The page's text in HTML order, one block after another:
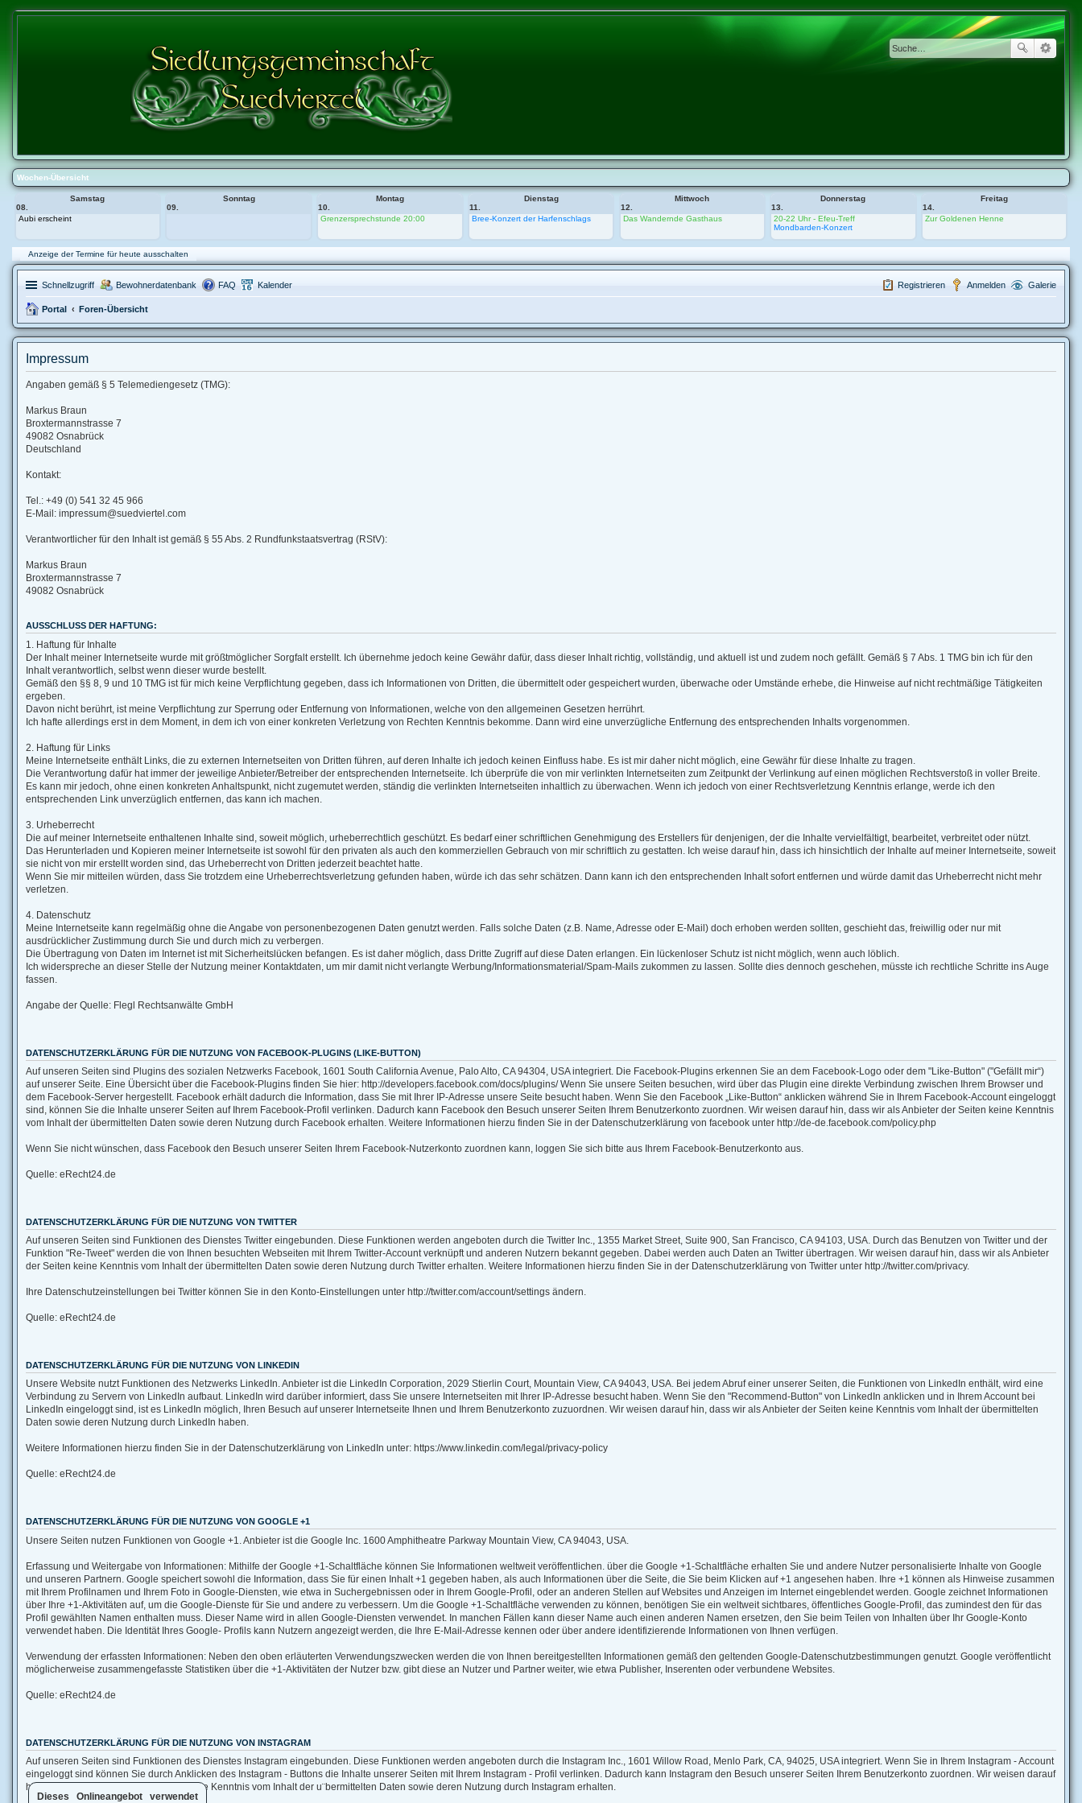
Wochen-Übersicht
Samstag
08.
Aubi erscheint
Sonntag
09.
Montag
10.
Grenzersprechstunde 20:00
Dienstag
11.
Bree-Konzert der Harfenschlags
Mittwoch
12.
Das Wandernde Gasthaus
Donnerstag
13.
20-22 Uhr - Efeu-Treff
Mondbarden-Konzert
Freitag
14.
Zur Goldenen Henne
Anzeige der Termine für heute ausschalten
Schnellzugriff Bewohnerdatenbank Galerie
FAQ Kalender Anmelden
Registrieren
Portal Foren-Übersicht
Impressum
Angaben gemäß § 5 Telemediengesetz (TMG):
Markus Braun
Broxtermannstrasse 7
49082 Osnabrück
Deutschland
Kontakt:
Tel.: +49 (0) 541 32 45 966
E-Mail: impressum@suedviertel.com
Verantwortlicher für den Inhalt ist gemäß § 55 Abs. 2 Rundfunkstaatsvertrag (RStV):
Markus Braun
Broxtermannstrasse 7
49082 Osnabrück
AUSSCHLUSS DER HAFTUNG:
1. Haftung für Inhalte
Der Inhalt meiner Internetseite wurde mit größtmöglicher Sorgfalt erstellt. Ich übernehme jedoch keine Gewähr dafür, dass dieser Inhalt richtig, vollständig, und aktuell ist und zudem noch gefällt. Gemäß § 7 Abs. 1 TMG bin ich für den
Inhalt verantwortlich, selbst wenn dieser wurde bestellt.
Gemäß den §§ 8, 9 und 10 TMG ist für mich keine Verpflichtung gegeben, dass ich Informationen von Dritten, die übermittelt oder gespeichert wurden, überwache oder Umstände erhebe, die Hinweise auf nicht rechtmäßige Tätigkeiten
ergeben.
Davon nicht berührt, ist meine Verpflichtung zur Sperrung oder Entfernung von Informationen, welche von den allgemeinen Gesetzen herrührt.
Ich hafte allerdings erst in dem Moment, in dem ich von einer konkreten Verletzung von Rechten Kenntnis bekomme. Dann wird eine unverzügliche Entfernung des entsprechenden Inhalts vorgenommen.
2. Haftung für Links
Meine Internetseite enthält Links, die zu externen Internetseiten von Dritten führen, auf deren Inhalte ich jedoch keinen Einfluss habe. Es ist mir daher nicht möglich, eine Gewähr für diese Inhalte zu tragen.
Die Verantwortung dafür hat immer der jeweilige Anbieter/Betreiber der entsprechenden Internetseite. Ich überprüfe die von mir verlinkten Internetseiten zum Zeitpunkt der Verlinkung auf einen möglichen Rechtsverstoß in voller Breite.
Es kann mir jedoch, ohne einen konkreten Anhaltspunkt, nicht zugemutet werden, ständig die verlinkten Internetseiten inhaltlich zu überwachen. Wenn ich jedoch von einer Rechtsverletzung Kenntnis erlange, werde ich den
entsprechenden Link unverzüglich entfernen, das kann ich machen.
3. Urheberrecht
Die auf meiner Internetseite enthaltenen Inhalte sind, soweit möglich, urheberrechtlich geschützt. Es bedarf einer schriftlichen Genehmigung des Erstellers für denjenigen, der die Inhalte vervielfältigt, bearbeitet, verbreitet oder nützt.
Das Herunterladen und Kopieren meiner Internetseite ist sowohl für den privaten als auch den kommerziellen Gebrauch von mir schriftlich zu gestatten. Ich weise darauf hin, dass ich hinsichtlich der Inhalte auf meiner Internetseite, soweit
sie nicht von mir erstellt worden sind, das Urheberrecht von Dritten jederzeit beachtet hatte.
Wenn Sie mir mitteilen würden, dass Sie trotzdem eine Urheberrechtsverletzung gefunden haben, würde ich das sehr schätzen. Dann kann ich den entsprechenden Inhalt sofort entfernen und würde damit das Urheberrecht nicht mehr
verletzen.
4. Datenschutz
Meine Internetseite kann regelmäßig ohne die Angabe von personenbezogenen Daten genutzt werden. Falls solche Daten (z.B. Name, Adresse oder E-Mail) doch erhoben werden sollten, geschieht das, freiwillig oder nur mit
ausdrücklicher Zustimmung durch Sie und durch mich zu verbergen.
Die Übertragung von Daten im Internet ist mit Sicherheitslücken befangen. Es ist daher möglich, dass Dritte Zugriff auf diese Daten erlangen. Ein lückenloser Schutz ist nicht möglich, wenn auch löblich.
Ich widerspreche an dieser Stelle der Nutzung meiner Kontaktdaten, um mir damit nicht verlangte Werbung/Informationsmaterial/Spam-Mails zukommen zu lassen. Sollte dies dennoch geschehen, müsste ich rechtliche Schritte ins Auge
fassen.
Angabe der Quelle: Flegl Rechtsanwälte GmbH
DATENSCHUTZERKLÄRUNG FÜR DIE NUTZUNG VON FACEBOOK-PLUGINS (LIKE-BUTTON)
Auf unseren Seiten sind Plugins des sozialen Netzwerks Facebook, 1601 South California Avenue, Palo Alto, CA 94304, USA integriert. Die Facebook-Plugins erkennen Sie an dem Facebook-Logo oder dem "Like-Button" ("Gefällt mir“)
auf unserer Seite. Eine Übersicht über die Facebook-Plugins finden Sie hier: http://developers.facebook.com/docs/plugins/ Wenn Sie unsere Seiten besuchen, wird über das Plugin eine direkte Verbindung zwischen Ihrem Browser und
dem Facebook-Server hergestellt. Facebook erhält dadurch die Information, dass Sie mit Ihrer IP-Adresse unsere Seite besucht haben. Wenn Sie den Facebook „Like-Button“ anklicken während Sie in Ihrem Facebook-Account eingeloggt
sind, können Sie die Inhalte unserer Seiten auf Ihrem Facebook-Profil verlinken. Dadurch kann Facebook den Besuch unserer Seiten Ihrem Benutzerkonto zuordnen. Wir weisen darauf hin, dass wir als Anbieter der Seiten keine Kenntnis
vom Inhalt der übermittelten Daten sowie deren Nutzung durch Facebook erhalten. Weitere Informationen hierzu finden Sie in der Datenschutzerklärung von facebook unter http://de-de.facebook.com/policy.php
Wenn Sie nicht wünschen, dass Facebook den Besuch unserer Seiten Ihrem Facebook-Nutzerkonto zuordnen kann, loggen Sie sich bitte aus Ihrem Facebook-Benutzerkonto aus.
Quelle: eRecht24.de
DATENSCHUTZERKLÄRUNG FÜR DIE NUTZUNG VON TWITTER
Auf unseren Seiten sind Funktionen des Dienstes Twitter eingebunden. Diese Funktionen werden angeboten durch die Twitter Inc., 1355 Market Street, Suite 900, San Francisco, CA 94103, USA. Durch das Benutzen von Twitter und der
Funktion "Re-Tweet" werden die von Ihnen besuchten Webseiten mit Ihrem Twitter-Account verknüpft und anderen Nutzern bekannt gegeben. Dabei werden auch Daten an Twitter übertragen. Wir weisen darauf hin, dass wir als Anbieter
der Seiten keine Kenntnis vom Inhalt der übermittelten Daten sowie deren Nutzung durch Twitter erhalten. Weitere Informationen hierzu finden Sie in der Datenschutzerklärung von Twitter unter http://twitter.com/privacy.
Ihre Datenschutzeinstellungen bei Twitter können Sie in den Konto-Einstellungen unter http://twitter.com/account/settings ändern.
Quelle: eRecht24.de
DATENSCHUTZERKLÄRUNG FÜR DIE NUTZUNG VON LINKEDIN
Unsere Website nutzt Funktionen des Netzwerks LinkedIn. Anbieter ist die LinkedIn Corporation, 2029 Stierlin Court, Mountain View, CA 94043, USA. Bei jedem Abruf einer unserer Seiten, die Funktionen von LinkedIn enthält, wird eine
Verbindung zu Servern von LinkedIn aufbaut. LinkedIn wird darüber informiert, dass Sie unsere Internetseiten mit Ihrer IP-Adresse besucht haben. Wenn Sie den "Recommend-Button" von LinkedIn anklicken und in Ihrem Account bei
LinkedIn eingeloggt sind, ist es LinkedIn möglich, Ihren Besuch auf unserer Internetseite Ihnen und Ihrem Benutzerkonto zuzuordnen. Wir weisen darauf hin, dass wir als Anbieter der Seiten keine Kenntnis vom Inhalt der übermittelten
Daten sowie deren Nutzung durch LinkedIn haben.
Weitere Informationen hierzu finden Sie in der Datenschutzerklärung von LinkedIn unter: https://www.linkedin.com/legal/privacy-policy
Quelle: eRecht24.de
DATENSCHUTZERKLÄRUNG FÜR DIE NUTZUNG VON GOOGLE +1
Unsere Seiten nutzen Funktionen von Google +1. Anbieter ist die Google Inc. 1600 Amphitheatre Parkway Mountain View, CA 94043, USA.
Erfassung und Weitergabe von Informationen: Mithilfe der Google +1-Schaltfläche können Sie Informationen weltweit veröffentlichen. über die Google +1-Schaltfläche erhalten Sie und andere Nutzer personalisierte Inhalte von Google
und unseren Partnern. Google speichert sowohl die Information, dass Sie für einen Inhalt +1 gegeben haben, als auch Informationen über die Seite, die Sie beim Klicken auf +1 angesehen haben. Ihre +1 können als Hinweise zusammen
mit Ihrem Profilnamen und Ihrem Foto in Google-Diensten, wie etwa in Suchergebnissen oder in Ihrem Google-Profil, oder an anderen Stellen auf Websites und Anzeigen im Internet eingeblendet werden. Google zeichnet Informationen
über Ihre +1-Aktivitäten auf, um die Google-Dienste für Sie und andere zu verbessern. Um die Google +1-Schaltfläche verwenden zu können, benötigen Sie ein weltweit sichtbares, öffentliches Google-Profil, das zumindest den für das
Profil gewählten Namen enthalten muss. Dieser Name wird in allen Google-Diensten verwendet. In manchen Fällen kann dieser Name auch einen anderen Namen ersetzen, den Sie beim Teilen von Inhalten über Ihr Google-Konto
verwendet haben. Die Identität Ihres Google- Profils kann Nutzern angezeigt werden, die Ihre E-Mail-Adresse kennen oder über andere identifizierende Informationen von Ihnen verfügen.
Verwendung der erfassten Informationen: Neben den oben erläuterten Verwendungszwecken werden die von Ihnen bereitgestellten Informationen gemäß den geltenden Google-Datenschutzbestimmungen genutzt. Google veröffentlicht
möglicherweise zusammengefasste Statistiken über die +1-Aktivitäten der Nutzer bzw. gibt diese an Nutzer und Partner weiter, wie etwa Publisher, Inserenten oder verbundene Websites.
Quelle: eRecht24.de
DATENSCHUTZERKLÄRUNG FÜR DIE NUTZUNG VON INSTAGRAM
Auf unseren Seiten sind Funktionen des Dienstes Instagram eingebunden. Diese Funktionen werden angeboten durch die Instagram Inc., 1601 Willow Road, Menlo Park, CA, 94025, USA integriert. Wenn Sie in Ihrem Instagram - Account
eingeloggt sind können Sie durch Anklicken des Instagram - Buttons die Inhalte unserer Seiten mit Ihrem Instagram - Profil verlinken. Dadurch kann Instagram den Besuch unserer Seiten Ihrem Benutzerkonto zuordnen. Wir weisen darauf
hin, dass wir als Anbieter der Seiten keine Kenntnis vom Inhalt der u¨bermittelten Daten sowie deren Nutzung durch Instagram erhalten.
Dieses Onlineangebot verwendet